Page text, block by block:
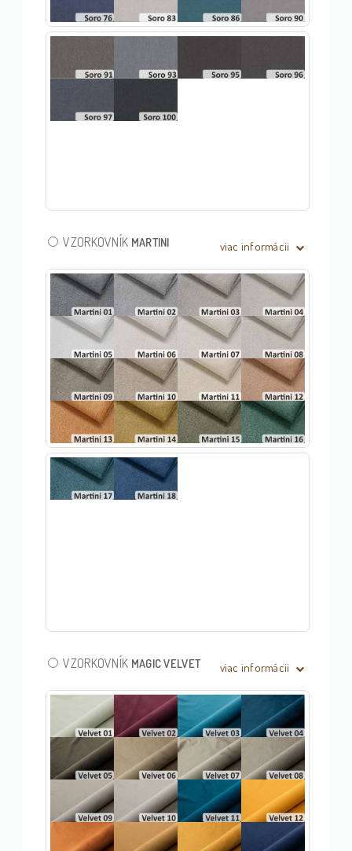
VZORKOVNÍK MARTINI viac informácii
VZORKOVNÍK MAGIC VELVET viac informácii